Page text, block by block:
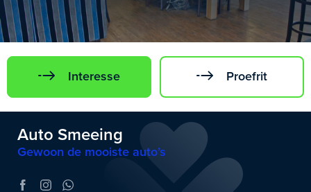
Interesse Proefrit
Auto Smeeing
Gewoon de mooiste auto’s